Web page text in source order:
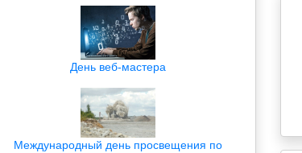
День веб-мастера
Международный день просвещения по